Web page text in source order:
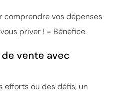
vos dépenses
priver ! = Bénéfice.
de vente avec
efforts ou des défis, un